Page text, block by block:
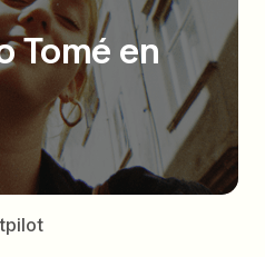
Tomé en